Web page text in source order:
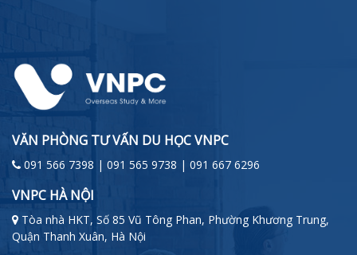
VĂN PHÒNG TƯ VẤN DU HỌC VNPC
091 566 7398 | 091 565 9738 | 091 667 6296
VNPC HÀ NỘI
Tòa nhà HKT, Số 85 Vũ Tông Phan, Phường Khương Trung,
Quận Thanh Xuân, Hà Nội